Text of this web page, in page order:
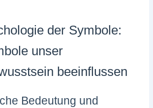
der Symbole:
unser
beeinflussen
Bedeutung und